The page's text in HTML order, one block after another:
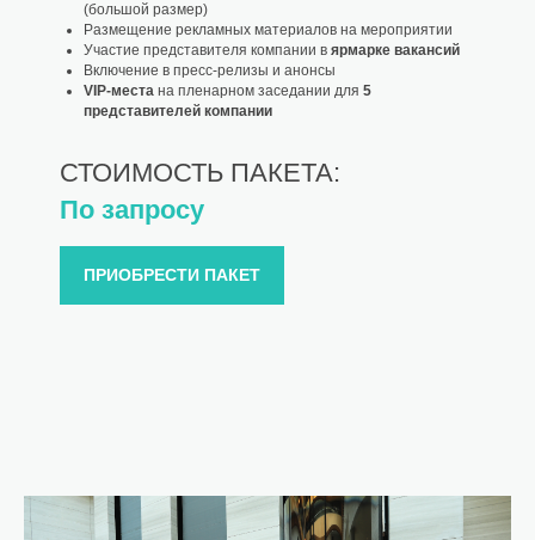
(большой размер)
Размещение рекламных материалов на мероприятии
Участие представителя компании в ярмарке вакансий
Включение в пресс-релизы и анонсы
VIP-места на пленарном заседании для 5
представителей компании
СТОИМОСТЬ ПАКЕТА:
По запросу
ПРИОБРЕСТИ ПАКЕТ